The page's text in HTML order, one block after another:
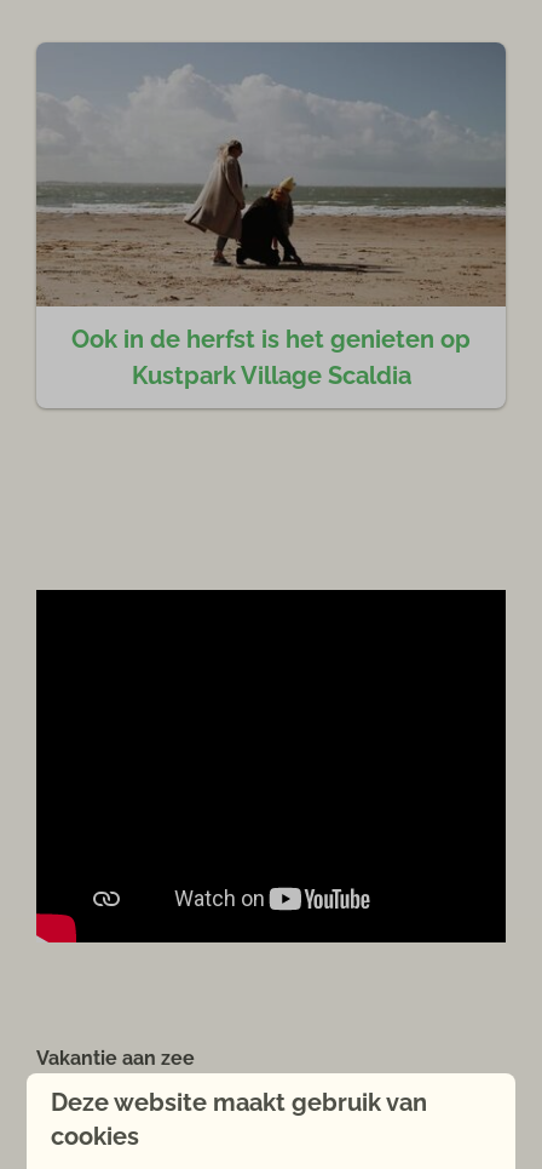
Ook in de herfst is het genieten op
Kustpark Village Scaldia
Vakantie aan zee
De prachtige ligging van ons kustpark aan de
Westerschelde biedt tal van prachtige
mogelijkheden voor een mooie fiets-of wandeltocht
Deze website maakt gebruik van
cookies